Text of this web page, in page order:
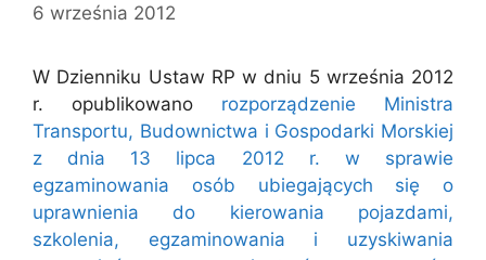
6 września 2012
W Dzienniku Ustaw RP w dniu 5 września 2012
r. opublikowano rozporządzenie Ministra
Transportu, Budownictwa i Gospodarki Morskiej
z dnia 13 lipca 2012 r. w sprawie
egzaminowania osób ubiegających się o
uprawnienia do kierowania pojazdami,
szkolenia, egzaminowania i uzyskiwania